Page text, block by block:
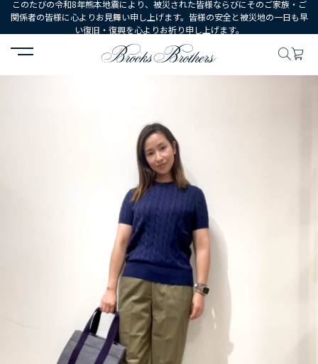
このたびの令和8年熊本地震により、被災された皆様ならびにそのご家族・ご
関係者の皆様に心よりお見舞い申し上げます。皆様の安全と被災地の一日も早
い復旧・復興を心よりお祈り申し上げます。
HOME コーディネート コーディネート詳細